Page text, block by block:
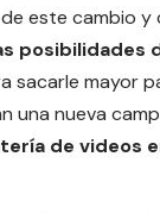
este cambio
posibilidades
sacarle mayor
una nueva
de videos